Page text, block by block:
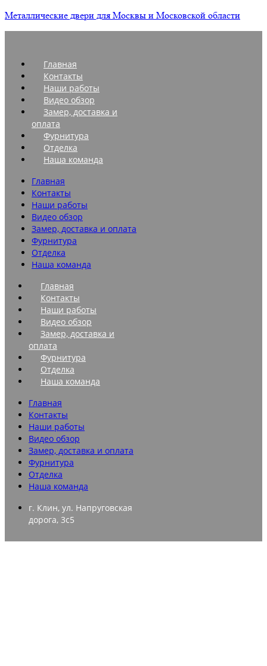
Металлические двери для Москвы и Московской области
Главная
Контакты
Наши работы
Видео обзор
Замер, доставка и
оплата
Фурнитура
Отделка
Наша команда
Главная
Контакты
Наши работы
Видео обзор
Замер, доставка и оплата
Фурнитура
Отделка
Наша команда
Главная
Контакты
Наши работы
Видео обзор
Замер, доставка и
оплата
Фурнитура
Отделка
Наша команда
Главная
Контакты
Наши работы
Видео обзор
Замер, доставка и оплата
Фурнитура
Отделка
Наша команда
г. Клин, ул. Напруговская
дорога, 3с5